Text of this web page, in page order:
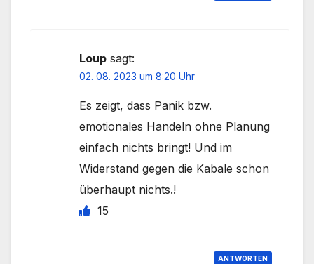
Loup sagt:
02. 08. 2023 um 8:20 Uhr
Es zeigt, dass Panik bzw.
emotionales Handeln ohne Planung
einfach nichts bringt! Und im
Widerstand gegen die Kabale schon
überhaupt nichts.!
15
ANTWORTEN